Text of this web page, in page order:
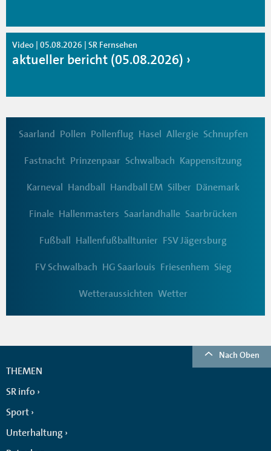
Video | 05.08.2026 | SR Fernsehen
aktueller bericht (05.08.2026)
Saarland Pollen Pollenflug Hasel Allergie Schnupfen
Fastnacht Prinzenpaar Schwalbach Kappensitzung
Karneval Handball Handball EM Silber Dänemark
Finale Hallenmasters Saarlandhalle Saarbrücken
Fußball Hallenfußballtunier FSV Jägersburg
FV Schwalbach HG Saarlouis Friesenhem Sieg
Wetteraussichten Wetter
Nach Oben
THEMEN
SR info
Sport
Unterhaltung